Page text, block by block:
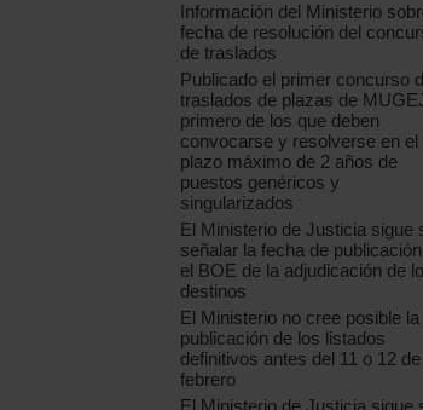
Información del Ministerio
fecha de resolución del
de traslados
Publicado el primer concurso
traslados de plazas de
primero de los que deben
convocarse y resolverse en el
plazo máximo de 2 años de
puestos genéricos y
singularizados
El Ministerio de Justicia sigue
señalar la fecha de
el BOE de la adjudicación de
destinos
El Ministerio no cree posible la
publicación de los listados
definitivos antes del 11 o 12 de
febrero